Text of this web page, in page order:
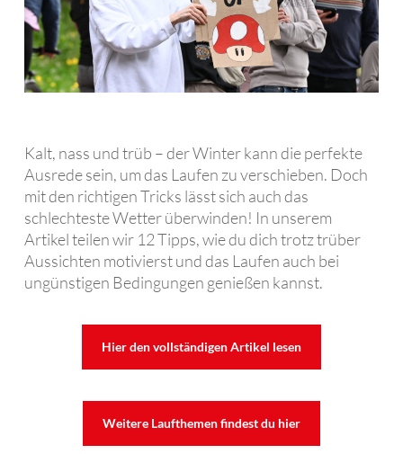
Kalt, nass und trüb – der Winter kann die perfekte
Ausrede sein, um das Laufen zu verschieben. Doch
mit den richtigen Tricks lässt sich auch das
schlechteste Wetter überwinden! In unserem
Artikel teilen wir 12 Tipps, wie du dich trotz trüber
Aussichten motivierst und das Laufen auch bei
ungünstigen Bedingungen genießen kannst.
Hier den vollständigen Artikel lesen
Weitere Laufthemen findest du hier